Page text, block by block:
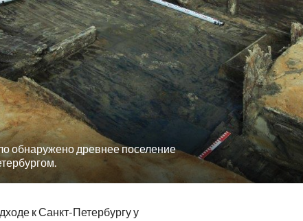
обнаружено древнее поселение
к Санкт-Петербургу у